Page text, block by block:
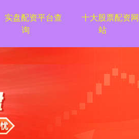
实盘配资平台查
询
十大股票配资网
站